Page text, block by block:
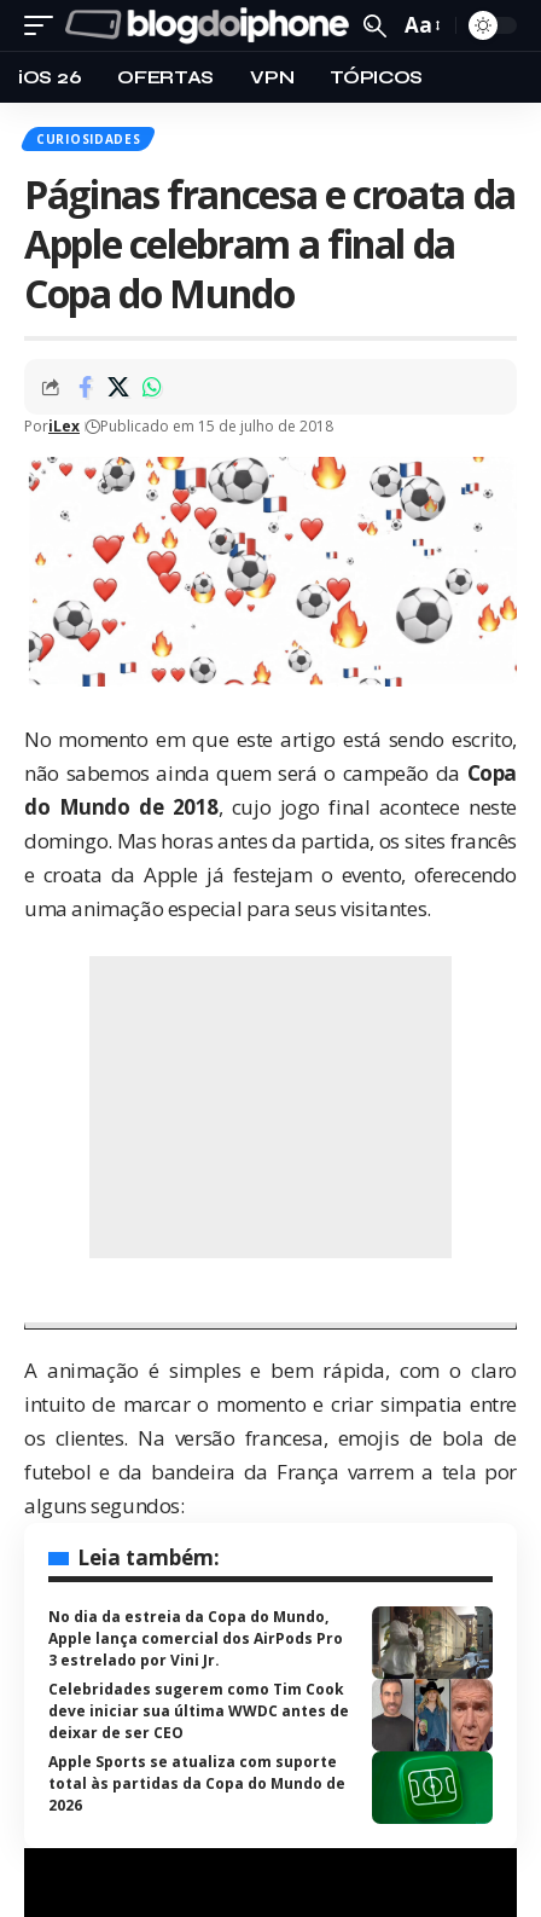
Aa
iOS 26 OFERTAS VPN TÓPICOS
CURIOSIDADES
Páginas francesa e croata da
Apple celebram a final da
Copa do Mundo
PoriLex Publicado em 15 de julho de 2018
No momento em que este artigo está sendo escrito,
não sabemos ainda quem será o campeão da Copa
do Mundo de 2018, cujo jogo final acontece neste
domingo. Mas horas antes da partida, os sites francês
e croata da Apple já festejam o evento, oferecendo
uma animação especial para seus visitantes.
A animação é simples e bem rápida, com o claro
intuito de marcar o momento e criar simpatia entre
os clientes. Na versão francesa, emojis de bola de
futebol e da bandeira da França varrem a tela por
alguns segundos:
Leia também:
No dia da estreia da Copa do Mundo,
Apple lança comercial dos AirPods Pro
3 estrelado por Vini Jr.
Celebridades sugerem como Tim Cook
deve iniciar sua última WWDC antes de
deixar de ser CEO
Apple Sports se atualiza com suporte
total às partidas da Copa do Mundo de
2026